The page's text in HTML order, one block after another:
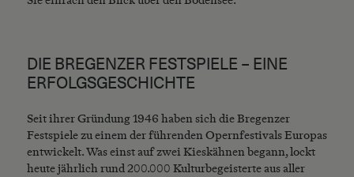
DIE BREGENZER FESTSPIELE – EINE
ERFOLGSGESCHICHTE
Seit ihrer Gründung 1946 haben sich die Bregenzer
Festspiele zu einem der führenden Opernfestivals Europas
entwickelt. Was einst auf zwei Kieskähnen begann, lockt
heute jährlich rund 200.000 Kulturbegeisterte aus aller